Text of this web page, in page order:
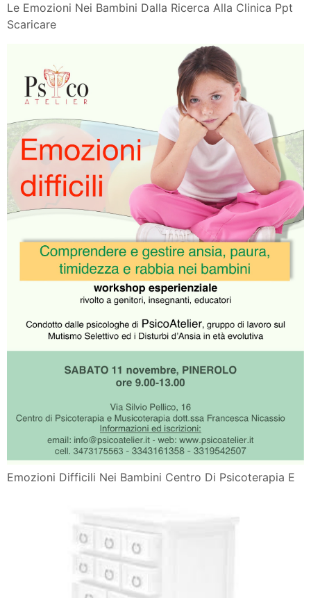
Le Emozioni Nei Bambini Dalla Ricerca Alla Clinica Ppt
Scaricare
Emozioni Difficili Nei Bambini Centro Di Psicoterapia E